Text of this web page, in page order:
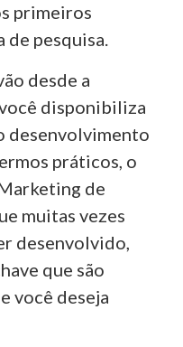
primeiros
de pesquisa.
desde a
disponibiliza
desenvolvimento
práticos, o
de
muitas vezes
desenvolvido,
que são
você deseja